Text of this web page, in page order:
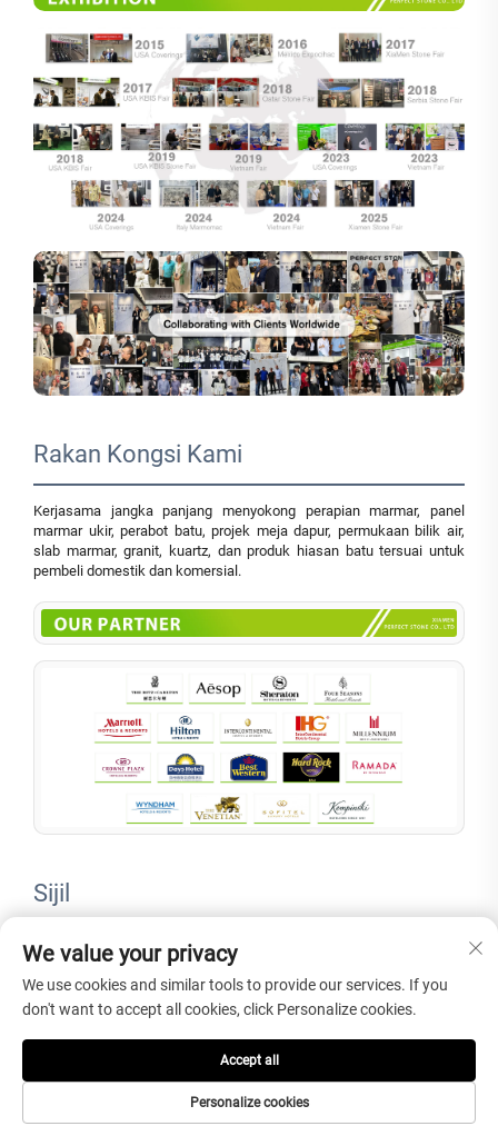
Rakan Kongsi Kami
Kerjasama jangka panjang menyokong perapian marmar, panel
marmar ukir, perabot batu, projek meja dapur, permukaan bilik air,
slab marmar, granit, kuartz, dan produk hiasan batu tersuai untuk
pembeli domestik dan komersial.
Sijil
Sijil dan dokumentasi projek boleh disediakan untuk menyokong
semakan pembeli, kelayakan pembekal, kelulusan projek, dan
dokumentasi penghantaran apabila diperlukan.
We value your privacy
We use cookies and similar tools to provide our services. If you
don't want to accept all cookies, click Personalize cookies.
Personalize cookies
Accept all